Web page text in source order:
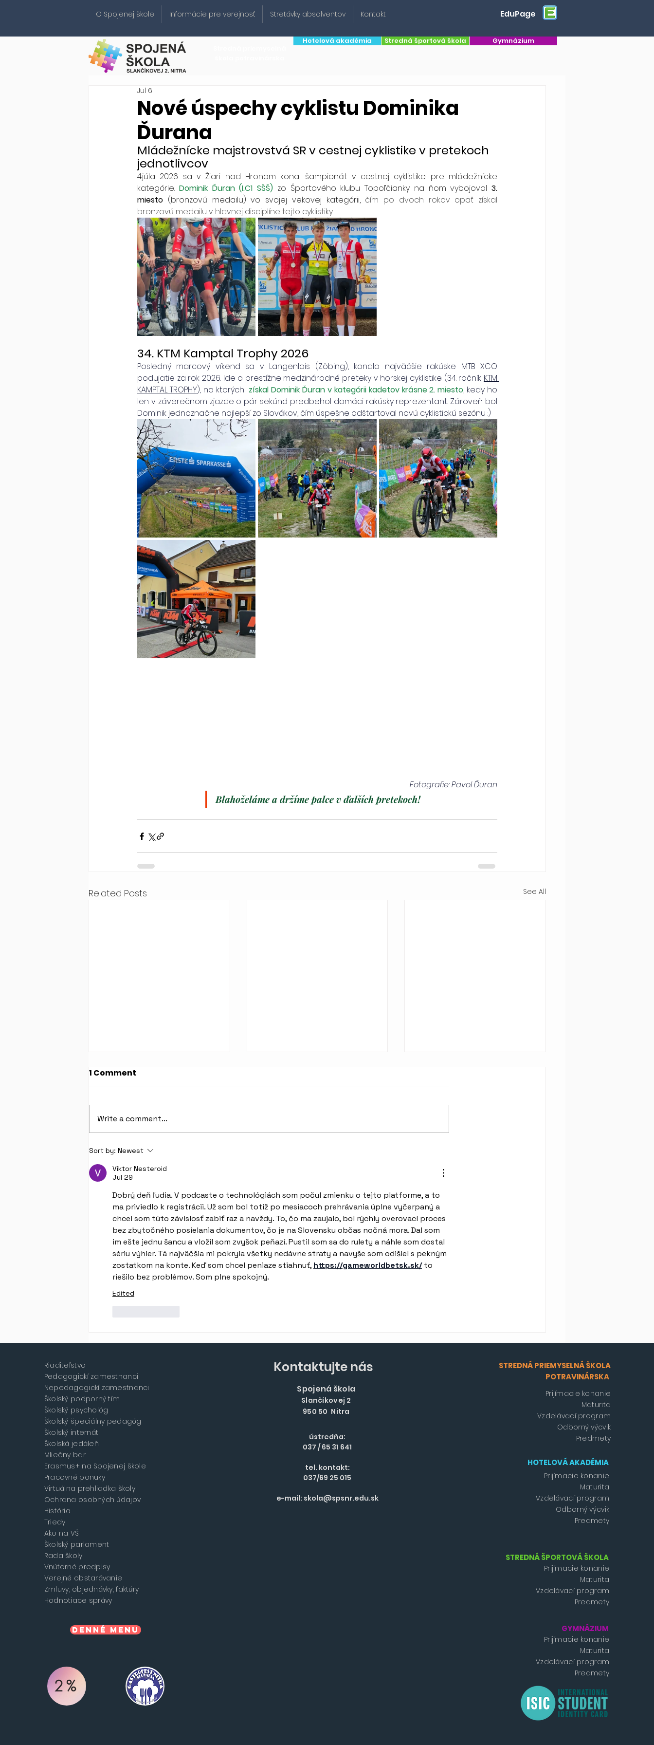
O Spojenej škole Informácie pre verejnosť Stretávky absolventov Kontakt EduPage
Hotelová akadémia Stredná športová škola Gymnázium
Nové úspechy cyklistu Dominika
Ďurana
Jul 6
Mládežnícke majstrovstvá SR v cestnej cyklistike v pretekoch
jednotlivcov
4.júla 2026 sa v Žiari nad Hronom konal šampionát v cestnej cyklistike pre mládežnícke
kategórie. Dominik Ďuran (I.C1 SŠŠ) zo Športového klubu Topoľčianky na ňom vybojoval 3.
miesto (bronzovú medailu) vo svojej vekovej kategórii, čím po dvoch rokov opäť získal
bronzovú medailu v hlavnej disciplíne tejto cyklistiky.
34. KTM Kamptal Trophy 2026
Posledný marcový víkend sa v Langenlois (Zöbing), konalo najväčšie rakúske MTB XCO
podujatie za rok 2026. Ide o prestížne medzinárodné preteky v horskej cyklistike (34. ročník KTM
KAMPTAL TROPHY), na ktorých získal Dominik Ďuran v kategórii kadetov krásne 2. miesto, kedy ho
len v záverečnom zjazde o pár sekúnd predbehol domáci rakúsky reprezentant. Zároveň bol
Dominik jednoznačne najlepší zo Slovákov, čím úspešne odštartoval novú cyklistickú sezónu :)
Fotografie: Pavol Ďuran
Blahoželáme a držíme palce v ďalších pretekoch!
Related Posts See All
Oznam Mliečneho baru >
ZATVORENÉ
Hurá na prázdniny!
1 Comment
Write a comment...
Sort by: Newest
Viktor Nesteroid
Jul 29
Dobrý deň ľudia. V podcaste o technológiách som počul zmienku o tejto platforme, a to
ma priviedlo k registrácii. Už som bol totiž po mesiacoch prehrávania úplne vyčerpaný a
chcel som túto závislosť zabiť raz a navždy. To, čo ma zaujalo, bol rýchly overovací proces
bez zbytočného posielania dokumentov, čo je na Slovensku občas nočná mora. Dal som
im ešte jednu šancu a vložil som zvyšok peňazí. Pustil som sa do rulety a náhle som dostal
sériu výhier. Tá najväčšia mi pokryla všetky nedávne straty a navyše som odišiel s pekným
zostatkom na konte. Keď som chcel peniaze stiahnuť, https://gameworldbetsk.sk/ to
riešilo bez problémov. Som plne spokojný.
Edited
Riaditeľstvo
Pedagogickí zamestnanci
Nepedagogickí zamestnanci
Školský podporný tím
Školský psychológ
Školský špeciálny pedagóg
Školský internát
Školská jedáleň
Mliečny bar
Erasmus+ na Spojenej škole
Pracovné ponuky
Virtuálna prehliadka školy
Ochrana osobných údajov
História
Triedy
Ako na VŠ
Školský parlament
Rada školy
Vnútorné predpisy
Verejné obstarávanie
Zmluvy, objednávky, faktúry
Hodnotiace správy
Denné menu
2%
Kontaktujte nás
Spojená škola
Slančíkovej 2
950 50 Nitra
ústredňa:
037 / 65 31 641
tel. kontakt:
037/69 25 015
e-mail: skola@spsnr.edu.sk
STREDNÁ PRIEMYSELNÁ ŠKOLA
POTRAVINÁRSKA
Prijímacie konanie
Maturita
Vzdelávací program
Odborný výcvik
Predmety
HOTELOVÁ AKADÉMIA
Prijímacie konanie
Maturita
Vzdelávací program
Odborný výcvik
Predmety
STREDNÁ ŠPORTOVÁ ŠKOLA
Prijímacie konanie
Maturita
Vzdelávací program
Predmety
GYMNÁZIUM
Prijímacie konanie
Maturita
Vzdelávací program
Predmety